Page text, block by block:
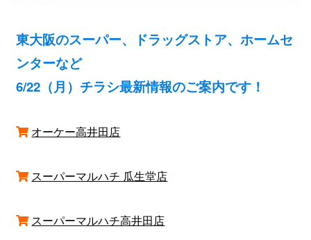
東大阪のスーパー、ドラッグストア、ホームセ
ンターなど
6/22（月）チラシ最新情報のご案内です！
オーケー高井田店
スーパーマルハチ 瓜生堂店
スーパーマルハチ高井田店